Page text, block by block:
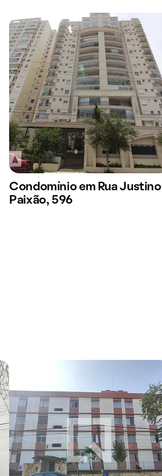
Condomínio em Rua Justino
Paixão, 596